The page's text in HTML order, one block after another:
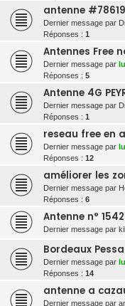
antenne
Dernier message par
Réponses : 1
Antennes Free
Dernier message par
Réponses : 5
Antenne 4G
Dernier message par
Réponses : 1
reseau free en
Dernier message par
Réponses : 12
améliorer les
Dernier message par
Réponses : 6
Antenne n°
Dernier message par
Bordeaux
Dernier message par
Réponses : 14
antenne a
Dernier message par